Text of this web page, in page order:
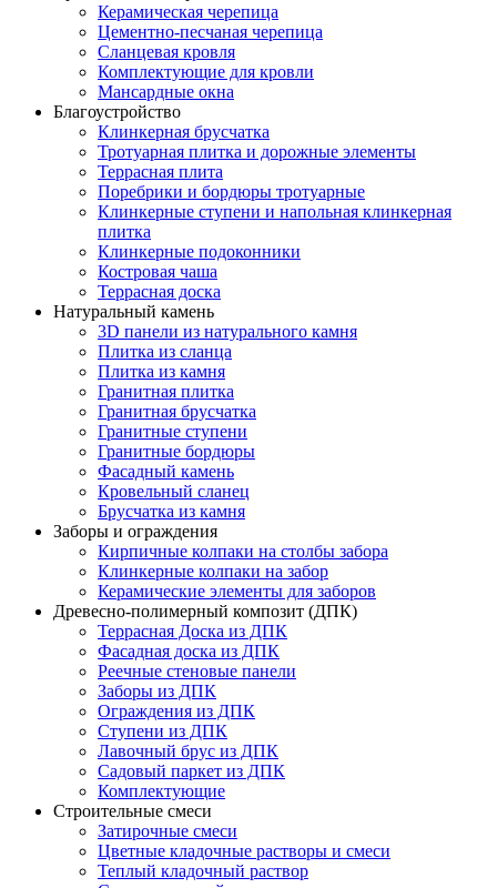
Керамическая черепица
Цементно-песчаная черепица
Сланцевая кровля
Комплектующие для кровли
Мансардные окна
Благоустройство
Клинкерная брусчатка
Тротуарная плитка и дорожные элементы
Террасная плита
Поребрики и бордюры тротуарные
Клинкерные ступени и напольная клинкерная
плитка
Клинкерные подоконники
Костровая чаша
Террасная доска
Натуральный камень
3D панели из натурального камня
Плитка из сланца
Плитка из камня
Гранитная плитка
Гранитная брусчатка
Гранитные ступени
Гранитные бордюры
Фасадный камень
Кровельный сланец
Брусчатка из камня
Заборы и ограждения
Кирпичные колпаки на столбы забора
Клинкерные колпаки на забор
Керамические элементы для заборов
Древесно-полимерный композит (ДПК)
Террасная Доска из ДПК
Фасадная доска из ДПК
Реечные стеновые панели
Заборы из ДПК
Ограждения из ДПК
Ступени из ДПК
Лавочный брус из ДПК
Садовый паркет из ДПК
Комплектующие
Строительные смеси
Затирочные смеси
Цветные кладочные растворы и смеси
Теплый кладочный раствор